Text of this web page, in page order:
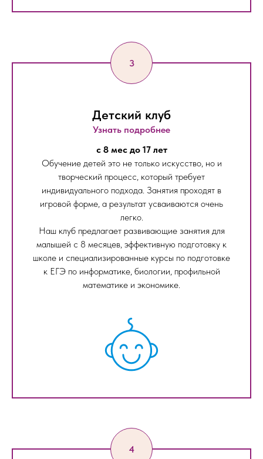
Детский клуб
Узнать подробнее
с 8 мес до 17 лет
Обучение детей это не только искусство, но и
творческий процесс, который требует
индивидуального подхода. Занятия проходят в
игровой форме, а результат усваиваются очень
легко.
Наш клуб предлагает развивающие занятия для
малышей с 8 месяцев, эффективную подготовку к
школе и специализированные курсы по подготовке
к ЕГЭ по информатике, биологии, профильной
математике и экономике.